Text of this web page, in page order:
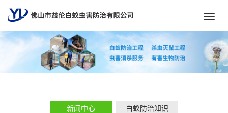
新闻中心 白蚁防治知识